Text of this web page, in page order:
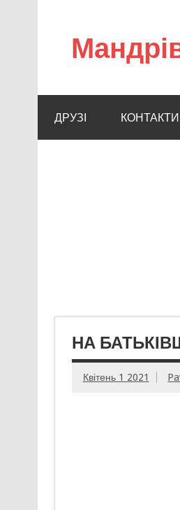
ДРУЗІ КОНТАКТИ
НА
Квітень 1 2021